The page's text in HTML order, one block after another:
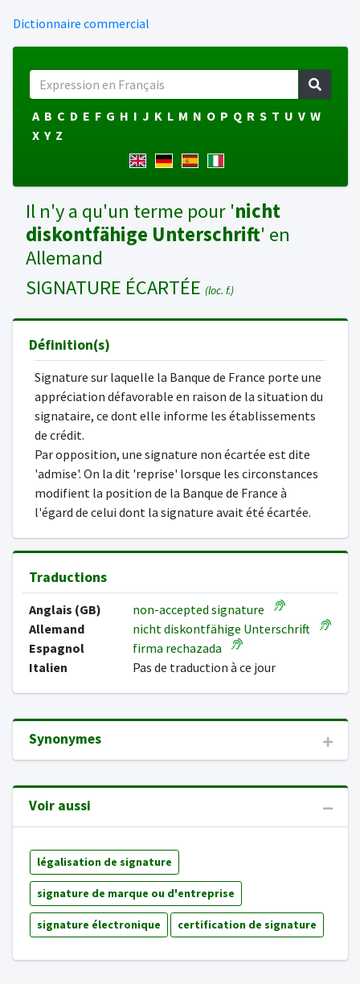
Dictionnaire commercial
A B C D E F G H I J K L M N O P Q R S T U V W
X Y Z
Il n'y a qu'un terme pour 'nicht
diskontfähige Unterschrift' en
Allemand
SIGNATURE ÉCARTÉE (loc. f.)
Définition(s)
Signature sur laquelle la Banque de France porte une
appréciation défavorable en raison de la situation du
signataire, ce dont elle informe les établissements
de crédit.
Par opposition, une signature non écartée est dite
'admise'. On la dit 'reprise' lorsque les circonstances
modifient la position de la Banque de France à
l'égard de celui dont la signature avait été écartée.
Traductions
Anglais (GB)
non-accepted signature
Allemand
nicht diskontfähige Unterschrift
Espagnol
firma rechazada
Italien
Pas de traduction à ce jour
Synonymes
Voir aussi
légalisation de signature
signature de marque ou d'entreprise
signature électronique certification de signature